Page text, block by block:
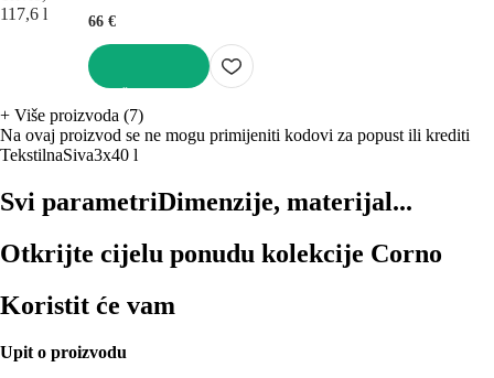
66 €
+ Više proizvoda (7)
Na ovaj proizvod se ne mogu primijeniti kodovi za popust ili krediti
TekstilnaSiva3x40 l
Svi parametriDimenzije, materijal...
Otkrijte cijelu ponudu kolekcije Corno
Koristit će vam
Upit o proizvodu